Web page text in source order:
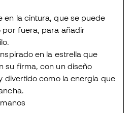
en la cintura, que se puede
fuera, para añadir
en la estrella que
su firma, con un diseño
divertido como la energía que